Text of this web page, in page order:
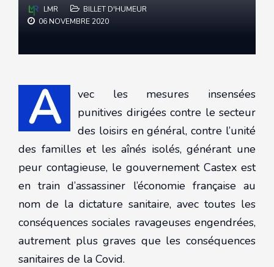
LMR
BILLET D'HUMEUR
06 NOVEMBRE 2020
A
vec les mesures insensées
punitives dirigées contre le secteur
des loisirs en général, contre l’unité
des familles et les aînés isolés, générant une
peur contagieuse, le gouvernement Castex est
en train d’assassiner l’économie française au
nom de la dictature sanitaire, avec toutes les
conséquences sociales ravageuses engendrées,
autrement plus graves que les conséquences
sanitaires de la Covid.